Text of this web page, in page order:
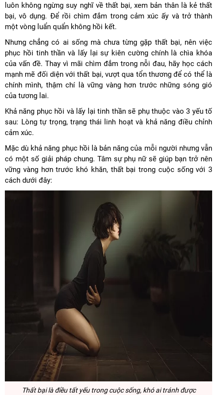
luôn không ngừng suy nghĩ về thất bại, xem bản thân là kẻ thất
bại, vô dụng. Để rồi chìm đắm trong cảm xúc ấy và trở thành
một vòng luẩn quẩn không hồi kết.
Nhưng chẳng có ai sống mà chưa từng gặp thất bại, nên việc
phục hồi tinh thần và lấy lại sự kiên cường chính là chìa khóa
của vấn đề. Thay vì mãi chìm đắm trong nỗi đau, hãy học cách
mạnh mẽ đối diện với thất bại, vượt qua tổn thương để có thể là
chính mình, thậm chí là vững vàng hơn trước những sóng gió
của tương lai.
Khả năng phục hồi và lấy lại tinh thần sẽ phụ thuộc vào 3 yếu tố
sau: Lòng tự trọng, trạng thái linh hoạt và khả năng điều chỉnh
cảm xúc.
Mặc dù khả năng phục hồi là bản năng của mỗi người nhưng vẫn
có một số giải pháp chung. Tâm sự phụ nữ sẽ giúp bạn trở nên
vững vàng hơn trước khó khăn, thất bại trong cuộc sống với 3
cách dưới đây:
Thất bại là điều tất yếu trong cuộc sống, khó ai tránh được